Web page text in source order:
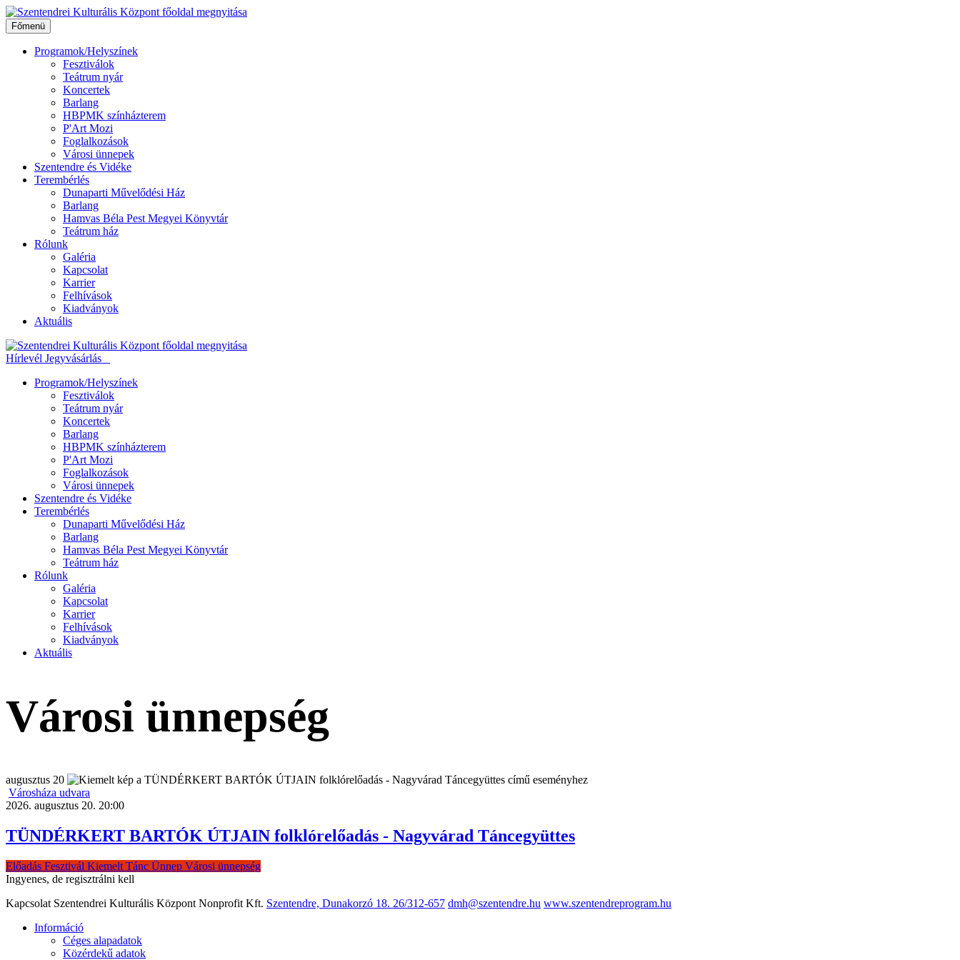
Ugrás
a
tartalomhoz
Főmenü
Programok/Helyszínek
Fesztiválok
Teátrum nyár
Koncertek
Barlang
HBPMK színházterem
P'Art Mozi
Foglalkozások
Városi ünnepek
Szentendre és Vidéke
Terembérlés
Dunaparti Művelődési Ház
Barlang
Hamvas Béla Pest Megyei Könyvtár
Teátrum ház
Rólunk
Galéria
Kapcsolat
Karrier
Felhívások
Kiadványok
Aktuális
Hírlevél Jegyvásárlás
Programok/Helyszínek
Fesztiválok
Teátrum nyár
Koncertek
Barlang
HBPMK színházterem
P'Art Mozi
Foglalkozások
Városi ünnepek
Szentendre és Vidéke
Terembérlés
Dunaparti Művelődési Ház
Barlang
Hamvas Béla Pest Megyei Könyvtár
Teátrum ház
Rólunk
Galéria
Kapcsolat
Karrier
Felhívások
Kiadványok
Aktuális
Városi ünnepség
augusztus 20
Városháza udvara
2026. augusztus 20. 20:00
TÜNDÉRKERT BARTÓK ÚTJAIN folklórelőadás - Nagyvárad Táncegyüttes
Előadás Fesztivál Kiemelt Tánc Ünnep Városi ünnepség
Ingyenes, de regisztrálni kell
Kapcsolat Szentendrei Kulturális Központ Nonprofit Kft. Szentendre, Dunakorzó 18. 26/312-657 dmh@szentendre.hu www.szentendreprogram.hu
Információ
Céges alapadatok
Közérdekű adatok